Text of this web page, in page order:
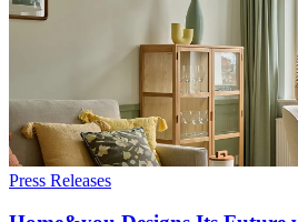
Press Releases